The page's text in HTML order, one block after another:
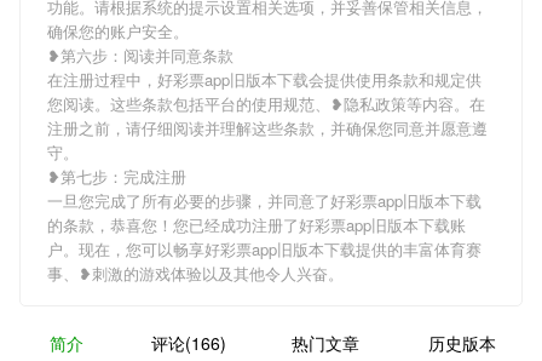
功能。请根据系统的提示设置相关选项，并妥善保管相关信息，
确保您的账户安全。
❥第六步：阅读并同意条款
在注册过程中，好彩票app旧版本下载会提供使用条款和规定供
您阅读。这些条款包括平台的使用规范、❥隐私政策等内容。在
注册之前，请仔细阅读并理解这些条款，并确保您同意并愿意遵
守。
❥第七步：完成注册
一旦您完成了所有必要的步骤，并同意了好彩票app旧版本下载
的条款，恭喜您！您已经成功注册了好彩票app旧版本下载账
户。现在，您可以畅享好彩票app旧版本下载提供的丰富体育赛
事、❥刺激的游戏体验以及其他令人兴奋。
简介 评论(166) 热门文章 历史版本